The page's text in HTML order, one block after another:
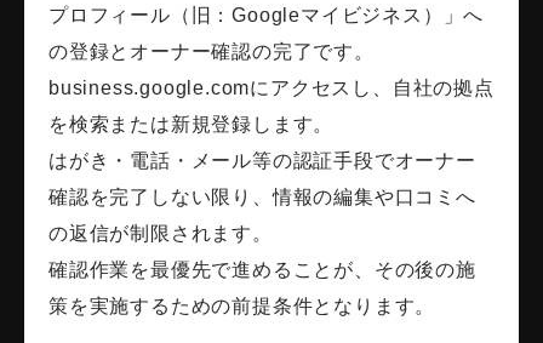
プロフィール（旧：Googleマイビジネス）」へ
の登録とオーナー確認の完了です。
business.google.comにアクセスし、自社の拠点
を検索または新規登録します。
はがき・電話・メール等の認証手段でオーナー
確認を完了しない限り、情報の編集や口コミへ
の返信が制限されます。
確認作業を最優先で進めることが、その後の施
策を実施するための前提条件となります。